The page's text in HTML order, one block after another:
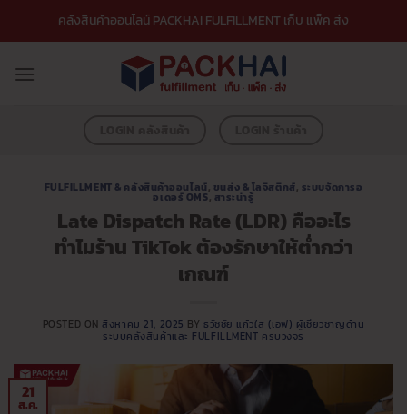
เนื้อหา
คลังสินค้าออนไลน์ PACKHAI FULFILLMENT เก็บ แพ็ค ส่ง
FULFILLMENT & คลังสินค้าออนไลน์, ขนส่ง & โลจิสติกส์, ระบบจัดการอ
อเดอร์ OMS, สาระน่ารู้
Late Dispatch Rate (LDR) คืออะไร
ทำไมร้าน TikTok ต้องรักษาให้ต่ำกว่า
เกณฑ์
POSTED ON สิงหาคม 21, 2025 BY ธวัชชัย แก้วใส (เอฟ) ผู้เชี่ยวชาญด้าน
ระบบคลังสินค้าและ FULFILLMENT ครบวงจร
21
ส.ค.